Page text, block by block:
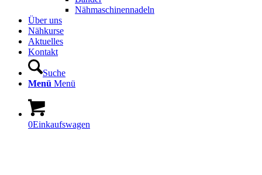
Nähmaschinennadeln
Über uns
Nähkurse
Aktuelles
Kontakt
Suche
Menü Menü
0Einkaufswagen